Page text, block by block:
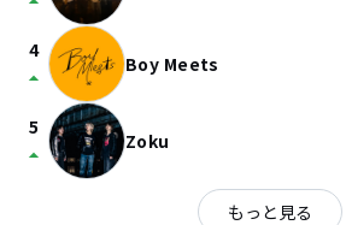
4
arrow_drop_up Boy Meets
5
arrow_drop_up Zoku
もっと見る